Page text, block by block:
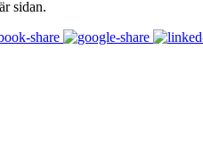
sidan.